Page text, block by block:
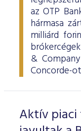
az OTP
hármasa
milliárd
&
Concorde-
Aktív